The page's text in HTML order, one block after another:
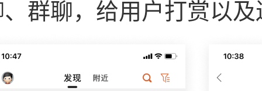
群聊，给用户打赏以及